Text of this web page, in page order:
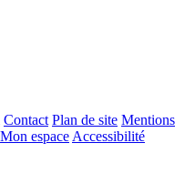
Contact Plan de site Mentions
Mon espaceAccessibilité